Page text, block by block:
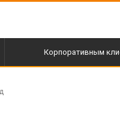
Корпоративным